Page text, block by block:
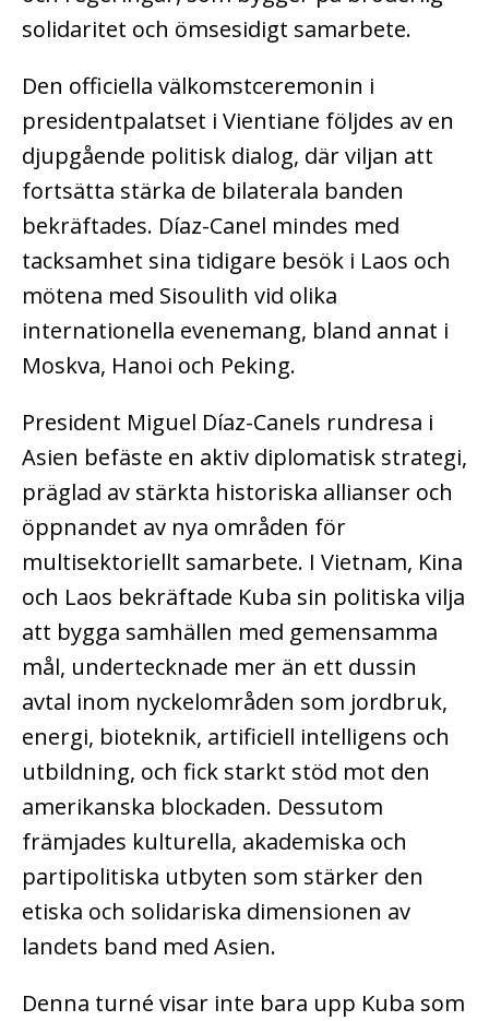
solidaritet och ömsesidigt samarbete.
Den officiella välkomstceremonin i
presidentpalatset i Vientiane följdes av en
djupgående politisk dialog, där viljan att
fortsätta stärka de bilaterala banden
bekräftades. Díaz-Canel mindes med
tacksamhet sina tidigare besök i Laos och
mötena med Sisoulith vid olika
internationella evenemang, bland annat i
Moskva, Hanoi och Peking.
President Miguel Díaz-Canels rundresa i
Asien befäste en aktiv diplomatisk strategi,
präglad av stärkta historiska allianser och
öppnandet av nya områden för
multisektoriellt samarbete. I Vietnam, Kina
och Laos bekräftade Kuba sin politiska vilja
att bygga samhällen med gemensamma
mål, undertecknade mer än ett dussin
avtal inom nyckelområden som jordbruk,
energi, bioteknik, artificiell intelligens och
utbildning, och fick starkt stöd mot den
amerikanska blockaden. Dessutom
främjades kulturella, akademiska och
partipolitiska utbyten som stärker den
etiska och solidariska dimensionen av
landets band med Asien.
Denna turné visar inte bara upp Kuba som